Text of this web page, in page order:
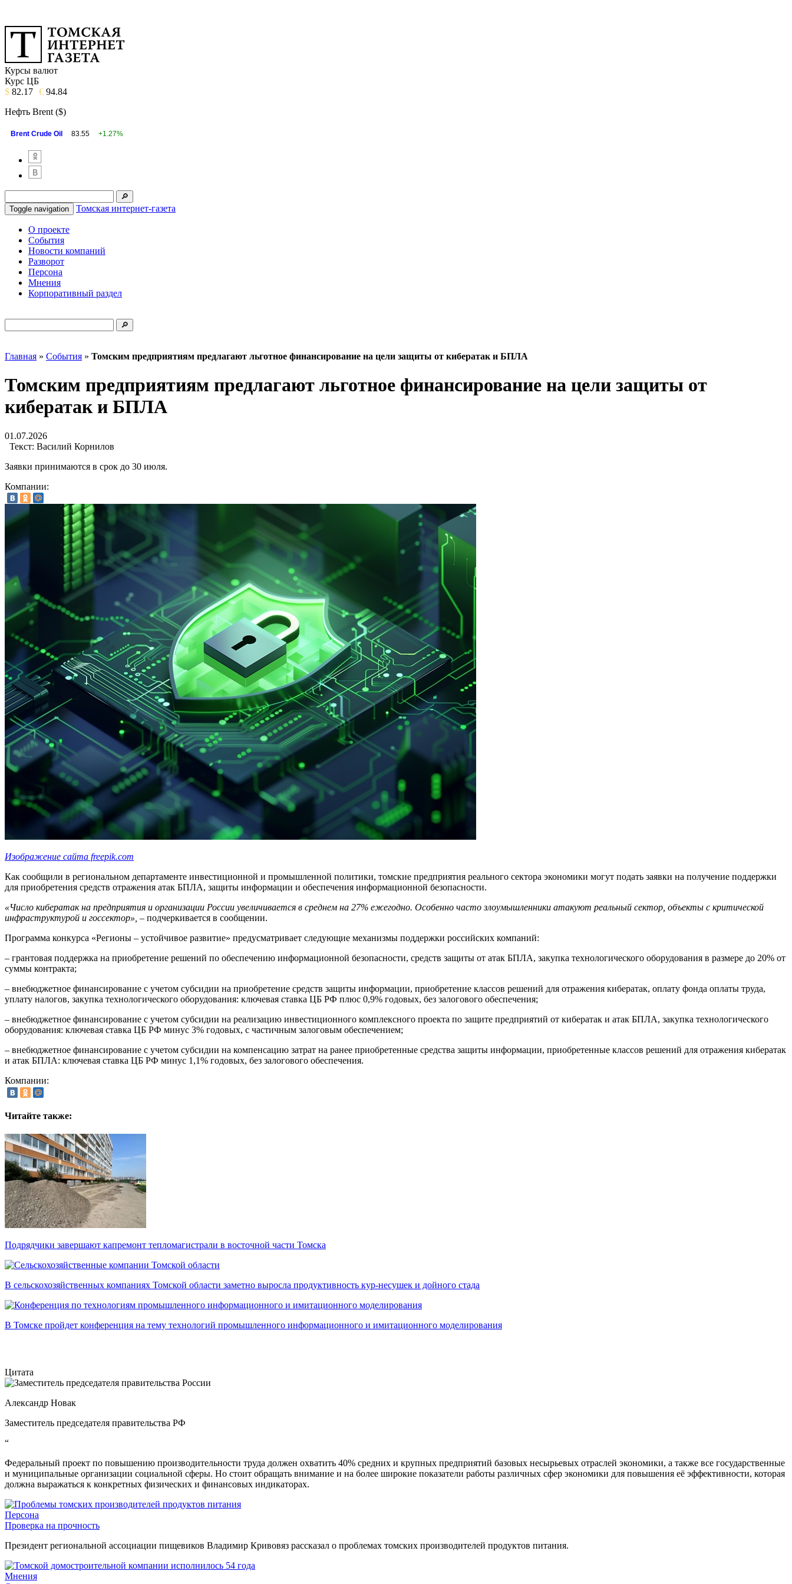
Курсы валют
Курс ЦБ
$ 82.17 € 94.84
Нефть Brent ($)
Brent Crude Oil 83.55 +1.27%
Toggle navigation Томская интернет-газета
О проекте
События
Новости компаний
Разворот
Персона
Мнения
Корпоративный раздел
Главная » События » Томским предприятиям предлагают льготное финансирование на цели защиты от кибератак и БПЛА
Томским предприятиям предлагают льготное финансирование на цели защиты от
кибератак и БПЛА
01.07.2026
Текст: Василий Корнилов
Заявки принимаются в срок до 30 июля.
Компании:
Изображение сайта freepik.com
Как сообщили в региональном департаменте инвестиционной и промышленной политики, томские предприятия реального сектора экономики могут подать заявки на получение поддержки
для приобретения средств отражения атак БПЛА, защиты информации и обеспечения информационной безопасности.
«Число кибератак на предприятия и организации России увеличивается в среднем на 27% ежегодно. Особенно часто злоумышленники атакуют реальный сектор, объекты с критической
инфраструктурой и госсектор», – подчеркивается в сообщении.
Программа конкурса «Регионы – устойчивое развитие» предусматривает следующие механизмы поддержки российских компаний:
– грантовая поддержка на приобретение решений по обеспечению информационной безопасности, средств защиты от атак БПЛА, закупка технологического оборудования в размере до 20% от
суммы контракта;
– внебюджетное финансирование с учетом субсидии на приобретение средств защиты информации, приобретение классов решений для отражения кибератак, оплату фонда оплаты труда,
уплату налогов, закупка технологического оборудования: ключевая ставка ЦБ РФ плюс 0,9% годовых, без залогового обеспечения;
– внебюджетное финансирование с учетом субсидии на реализацию инвестиционного комплексного проекта по защите предприятий от кибератак и атак БПЛА, закупка технологического
оборудования: ключевая ставка ЦБ РФ минус 3% годовых, с частичным залоговым обеспечением;
– внебюджетное финансирование с учетом субсидии на компенсацию затрат на ранее приобретенные средства защиты информации, приобретенные классов решений для отражения кибератак
и атак БПЛА: ключевая ставка ЦБ РФ минус 1,1% годовых, без залогового обеспечения.
Компании:
Читайте также:
Подрядчики завершают капремонт тепломагистрали в восточной части Томска
В сельскохозяйственных компаниях Томской области заметно выросла продуктивность кур-несушек и дойного стада
В Томске пройдет конференция на тему технологий промышленного информационного и имитационного моделирования
Цитата
Александр Новак
Заместитель председателя правительства РФ
“
Федеральный проект по повышению производительности труда должен охватить 40% средних и крупных предприятий базовых несырьевых отраслей экономики, а также все государственные
и муниципальные организации социальной сферы. Но стоит обращать внимание и на более широкие показатели работы различных сфер экономики для повышения её эффективности, которая
должна выражаться к конкретных физических и финансовых индикаторах.
Персона
Проверка на прочность
Президент региональной ассоциации пищевиков Владимир Кривовяз рассказал о проблемах томских производителей продуктов питания.
Мнения